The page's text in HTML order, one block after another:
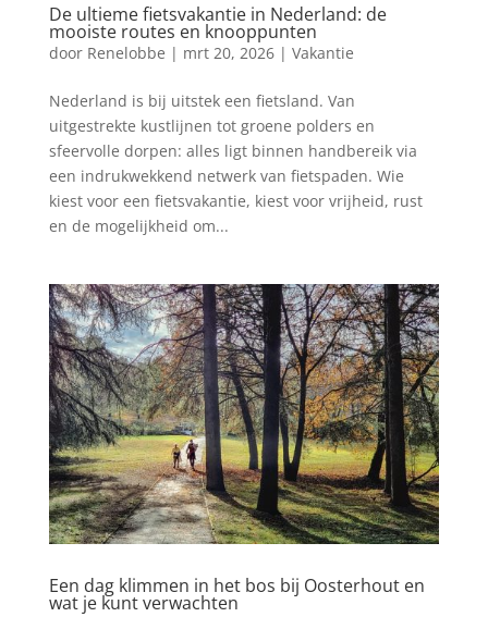
De ultieme fietsvakantie in Nederland: de
mooiste routes en knooppunten
door Renelobbe | mrt 20, 2026| Vakantie
Nederland is bij uitstek een fietsland. Van
uitgestrekte kustlijnen tot groene polders en
sfeervolle dorpen: alles ligt binnen handbereik via
een indrukwekkend netwerk van fietspaden. Wie
kiest voor een fietsvakantie, kiest voor vrijheid, rust
en de mogelijkheid om...
Een dag klimmen in het bos bij Oosterhout en
wat je kunt verwachten